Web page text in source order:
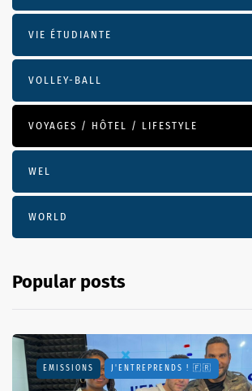
VIE ÉTUDIANTE
VOLLEY-BALL
VOYAGES / HÔTEL / LIFESTYLE
WEL
WORLD
Popular posts
EMISSIONS J'ENTREPRENDS ! 🇫🇷